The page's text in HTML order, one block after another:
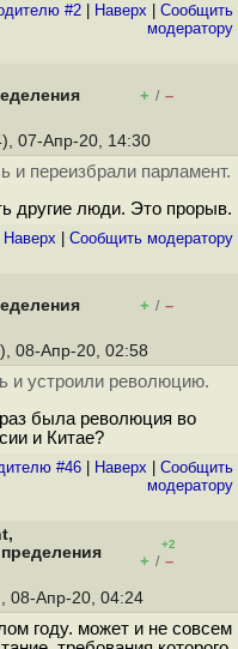
#2 Наверх
Cообщить
модератору
+ / –
07-Апр-20, 14:30
и переизбрали парламент.
другие люди. Это прорыв.
Наверх Cообщить модератору
+ / –
08-Апр-20, 02:58
и устроили революцию.
была революция во
и Китае?
#46 Наверх
Cообщить
модератору
+2
+ / –
08-Апр-20, 04:24
году. может и не совсем